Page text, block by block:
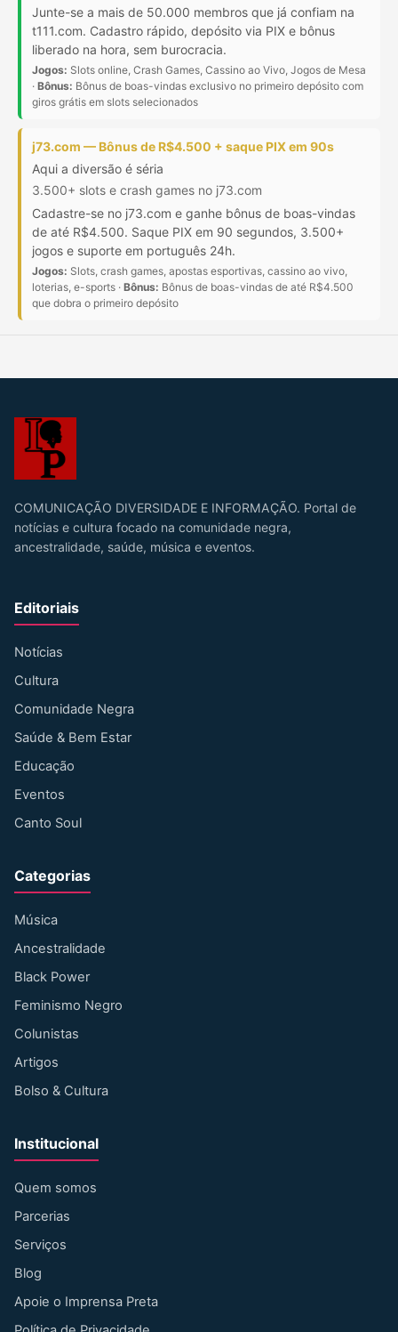
Junte-se a mais de 50.000 membros que já confiam na
t111.com. Cadastro rápido, depósito via PIX e bônus
liberado na hora, sem burocracia.
Jogos: Slots online, Crash Games, Cassino ao Vivo, Jogos de Mesa
· Bônus: Bônus de boas-vindas exclusivo no primeiro depósito com
giros grátis em slots selecionados
j73.com — Bônus de R$4.500 + saque PIX em 90s
Aqui a diversão é séria
3.500+ slots e crash games no j73.com
Cadastre-se no j73.com e ganhe bônus de boas-vindas
de até R$4.500. Saque PIX em 90 segundos, 3.500+
jogos e suporte em português 24h.
Jogos: Slots, crash games, apostas esportivas, cassino ao vivo,
loterias, e-sports · Bônus: Bônus de boas-vindas de até R$4.500
que dobra o primeiro depósito
COMUNICAÇÃO DIVERSIDADE E INFORMAÇÃO. Portal de
notícias e cultura focado na comunidade negra,
ancestralidade, saúde, música e eventos.
Editoriais
Notícias
Cultura
Comunidade Negra
Saúde & Bem Estar
Educação
Eventos
Canto Soul
Categorias
Música
Ancestralidade
Black Power
Feminismo Negro
Colunistas
Artigos
Bolso & Cultura
Institucional
Quem somos
Parcerias
Serviços
Blog
Apoie o Imprensa Preta